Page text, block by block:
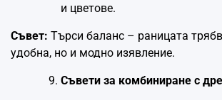
и цветове.
Съвет: Търси баланс – раницата
удобна, но и модно изявление.
Съвети за комбиниране с